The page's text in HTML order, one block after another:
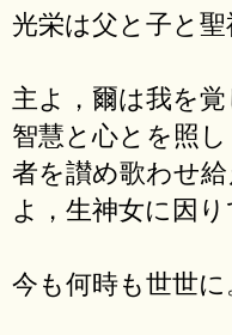
光栄は父と子と聖
主よ，爾は我を
智慧と心とを照
者を讃め歌わせ
よ，生神女に因り
今も何時も世世に